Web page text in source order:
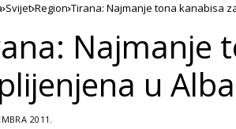
Svijet Region Tirana: Najmanje tona kanabisa
Najmanje
u
2011.